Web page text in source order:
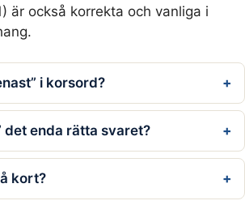
är också korrekta och vanliga i
i korsord?
det enda rätta svaret?
kort?